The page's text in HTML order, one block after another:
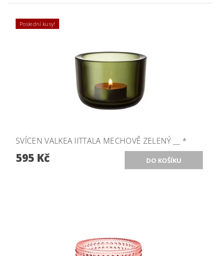
Poslední kusy!
SVÍCEN VALKEA IITTALA MECHOVĚ ZELENÝ __ *
595 Kč